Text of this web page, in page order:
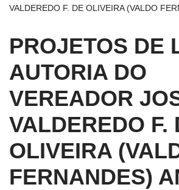
VALDEREDO F. DE OLIVEIRA (VALDO
PROJETOS DE
AUTORIA DO
VEREADOR
VALDEREDO F.
OLIVEIRA
FERNANDES)